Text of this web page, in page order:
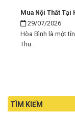
Mua Nội Thất Tại
29/07/2026
Hòa Bình là một
Thu...
TÌM KIẾM